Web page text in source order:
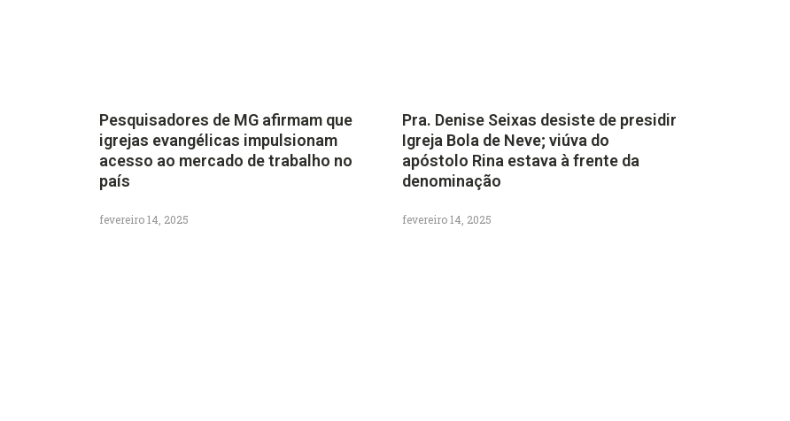
Pesquisadores de MG afirmam que
igrejas evangélicas impulsionam
acesso ao mercado de trabalho no
país
fevereiro 14, 2025
Pra. Denise Seixas desiste de presidir
Igreja Bola de Neve; viúva do
apóstolo Rina estava à frente da
denominação
fevereiro 14, 2025